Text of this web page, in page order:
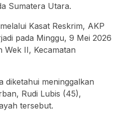
Sumatera Utara.
Kasat Reskrim, AKP
pada Minggu, 9 Mei 2026
Wek II, Kecamatan
diketahui meninggalkan
Rudi Lubis (45),
tersebut.